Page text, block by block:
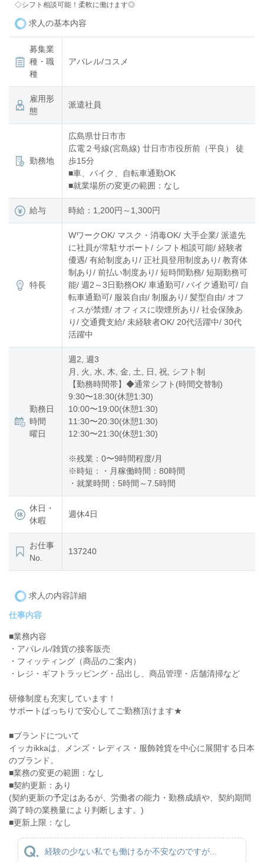
◇シフト相談可能！柔軟に働けます◎
求人の基本内容
募集業
種・職
種
アパレル/コスメ
雇用形
態
派遣社員
勤務地
広島県廿日市市
広電２号線(宮島線) 廿日市市役所前（平良） 徒
歩15分
■車、バイク、自転車通勤OK
■就業場所の変更の範囲：なし
給与 時給：1,200円～1,300円
特長
WワークOK/ マスク・消毒OK/ 大手企業/ 派遣先
に社員が常駐サポート/ シフト相談可能/ 経験者
優遇/ 有給制度あり/ 正社員登用制度あり/ 教育体
制あり/ 前払い制度あり/ 短時間勤務/ 短期勤務可
能/ 週2～3日勤務OK/ 車通勤可/ バイク通勤可/ 自
転車通勤可/ 服装自由/ 制服あり/ 髪型自由/ オフ
ィスが禁煙/ オフィスに喫煙所あり/ 社会保険あ
り/ 交通費支給/ 未経験者OK/ 20代活躍中/ 30代
活躍中
勤務日
時間
曜日
週2, 週3
月, 火, 水, 木, 金, 土, 日, 祝, シフト制
【勤務時間帯】◆通常シフト(時間交替制)
9:30〜18:30(休憩1:30)
10:00〜19:00(休憩1:30)
11:30〜20:30(休憩1:30)
12:30〜21:30(休憩1:30)
※残業：0〜9時間程度/月
※時短：・月稼働時間：80時間
・就業時間：5時間～7.5時間
休日・
休暇
週休4日
お仕事
No.
137240
求人の内容詳細
仕事内容
■業務内容
・アパレル/雑貨の接客販売
・フィッティング（商品のご案内）
・レジ・ギフトラッピング・品出し、商品管理・店舗清掃など
研修制度も充実しています！
サポートばっちりで安心してご勤務頂けます★
■ブランドについて
イッカikkaは、メンズ・レディス・服飾雑貨を中心に展開する日本
のブランド。
■業務の変更の範囲：なし
■契約更新：あり
(契約更新の予定はあるが、労働者の能力・勤務成績や、契約期間
満了時の業務量により判断します。)
■更新上限：なし
経験の少ない私でも働けるか不安なのですが...